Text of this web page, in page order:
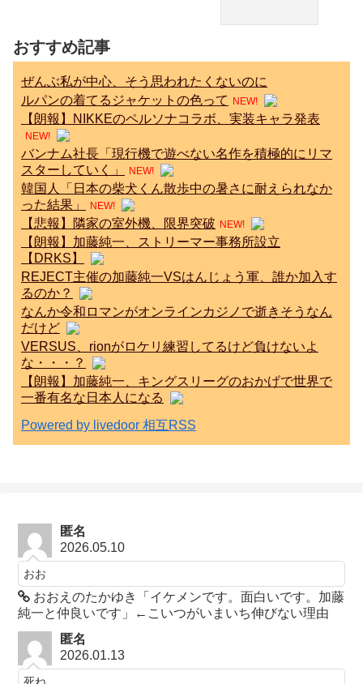
おすすめ記事
ぜんぶ私が中心、そう思われたくないのに
ルパンの着てるジャケットの色って NEW!
【朗報】NIKKEのペルソナコラボ、実装キャラ発表
NEW!
バンナム社長「現行機で遊べない名作を積極的にリマ
スターしていく」
NEW!
韓国人「日本の柴犬くん散歩中の暑さに耐えられなか
った結果」
NEW!
【悲報】隣家の室外機、限界突破 NEW!
【朗報】加藤純一、ストリーマー事務所設立
【DRKS】
REJECT主催の加藤純一VSはんじょう軍、誰か加入す
るのか？
なんか令和ロマンがオンラインカジノで逝きそうなん
だけど
VERSUS、rionがロケリ練習してるけど負けないよ
な・・・？
【朗報】加藤純一、キングスリーグのおかげで世界で
一番有名な日本人になる
Powered by livedoor 相互RSS
匿名
2026.05.10
おお
おおえのたかゆき「イケメンです。面白いです。加藤
純一と仲良いです」←こいつがいまいち伸びない理由
匿名
2026.01.13